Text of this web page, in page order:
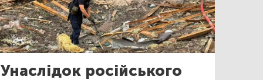
Унаслідок російського